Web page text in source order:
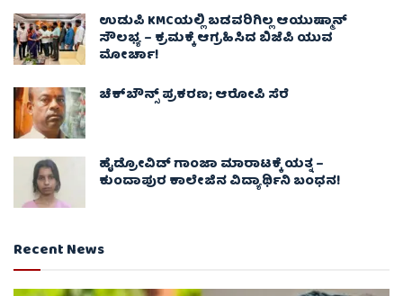
ಉಡುಪಿ KMCಯಲ್ಲಿ ಬಡವರಿಗಿಲ್ಲ ಆಯುಷ್ಮಾನ್
ಸೌಲಭ್ಯ – ಕ್ರಮಕ್ಕೆ ಆಗ್ರಹಿಸಿದ ಬಿಜೆಪಿ ಯುವ
ಮೋರ್ಚಾ!
ಚೆಕ್​ಬೌನ್ಸ್​ ಪ್ರಕರಣ; ಆರೋಪಿ ಸೆರೆ
ಹೈಡ್ರೋವಿಡ್ ಗಾಂಜಾ ಮಾರಾಟಕ್ಕೆ ಯತ್ನ –
ಕುಂದಾಪುರ ಕಾಲೇಜಿನ ವಿದ್ಯಾರ್ಥಿನಿ ಬಂಧನ!
Recent News